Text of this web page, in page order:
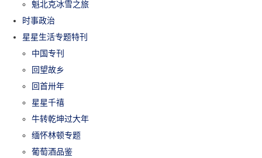
魁北克冰雪之旅
时事政治
星星生活专题特刊
中国专刊
回望故乡
回首卅年
星星千禧
牛转乾坤过大年
缅怀林顿专题
葡萄酒品鉴